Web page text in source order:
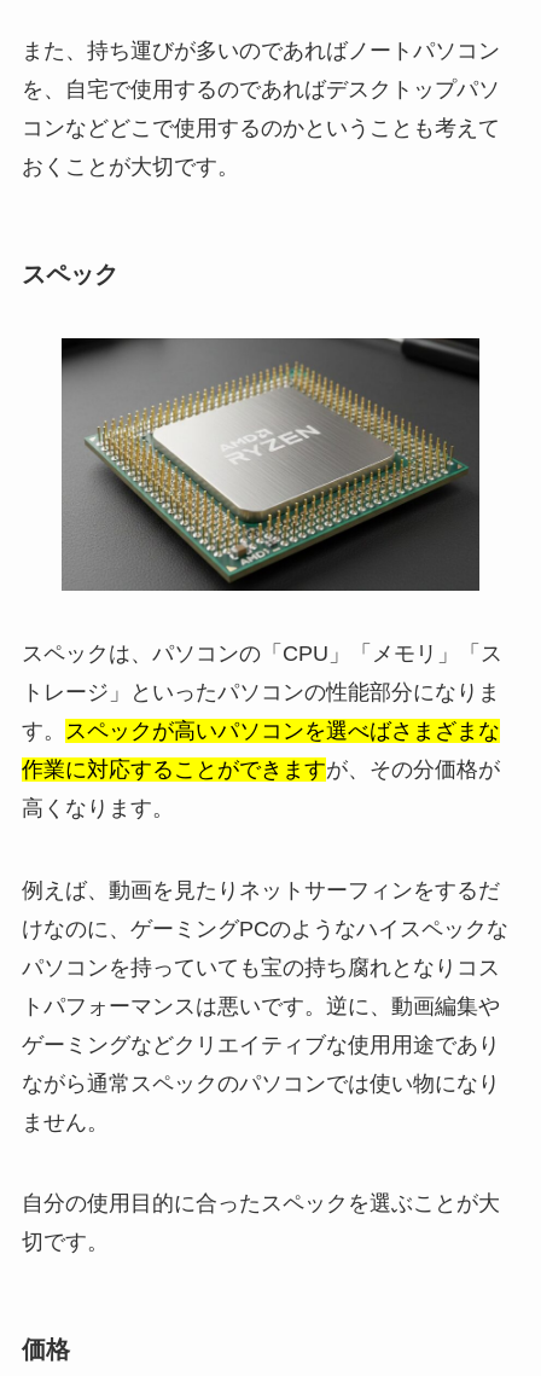
また、持ち運びが多いのであればノートパソコン
を、自宅で使用するのであればデスクトップパソ
コンなどどこで使用するのかということも考えて
おくことが大切です。
スペック
スペックは、パソコンの「CPU」「メモリ」「ス
トレージ」といったパソコンの性能部分になりま
す。
スペックが高いパソコンを選べばさまざまな
作業に対応することができますが、その分価格が
高くなります。
例えば、動画を見たりネットサーフィンをするだ
けなのに、ゲーミングPCのようなハイスペックな
パソコンを持っていても宝の持ち腐れとなりコス
トパフォーマンスは悪いです。逆に、動画編集や
ゲーミングなどクリエイティブな使用用途であり
ながら通常スペックのパソコンでは使い物になり
ません。
自分の使用目的に合ったスペックを選ぶことが大
切です。
価格